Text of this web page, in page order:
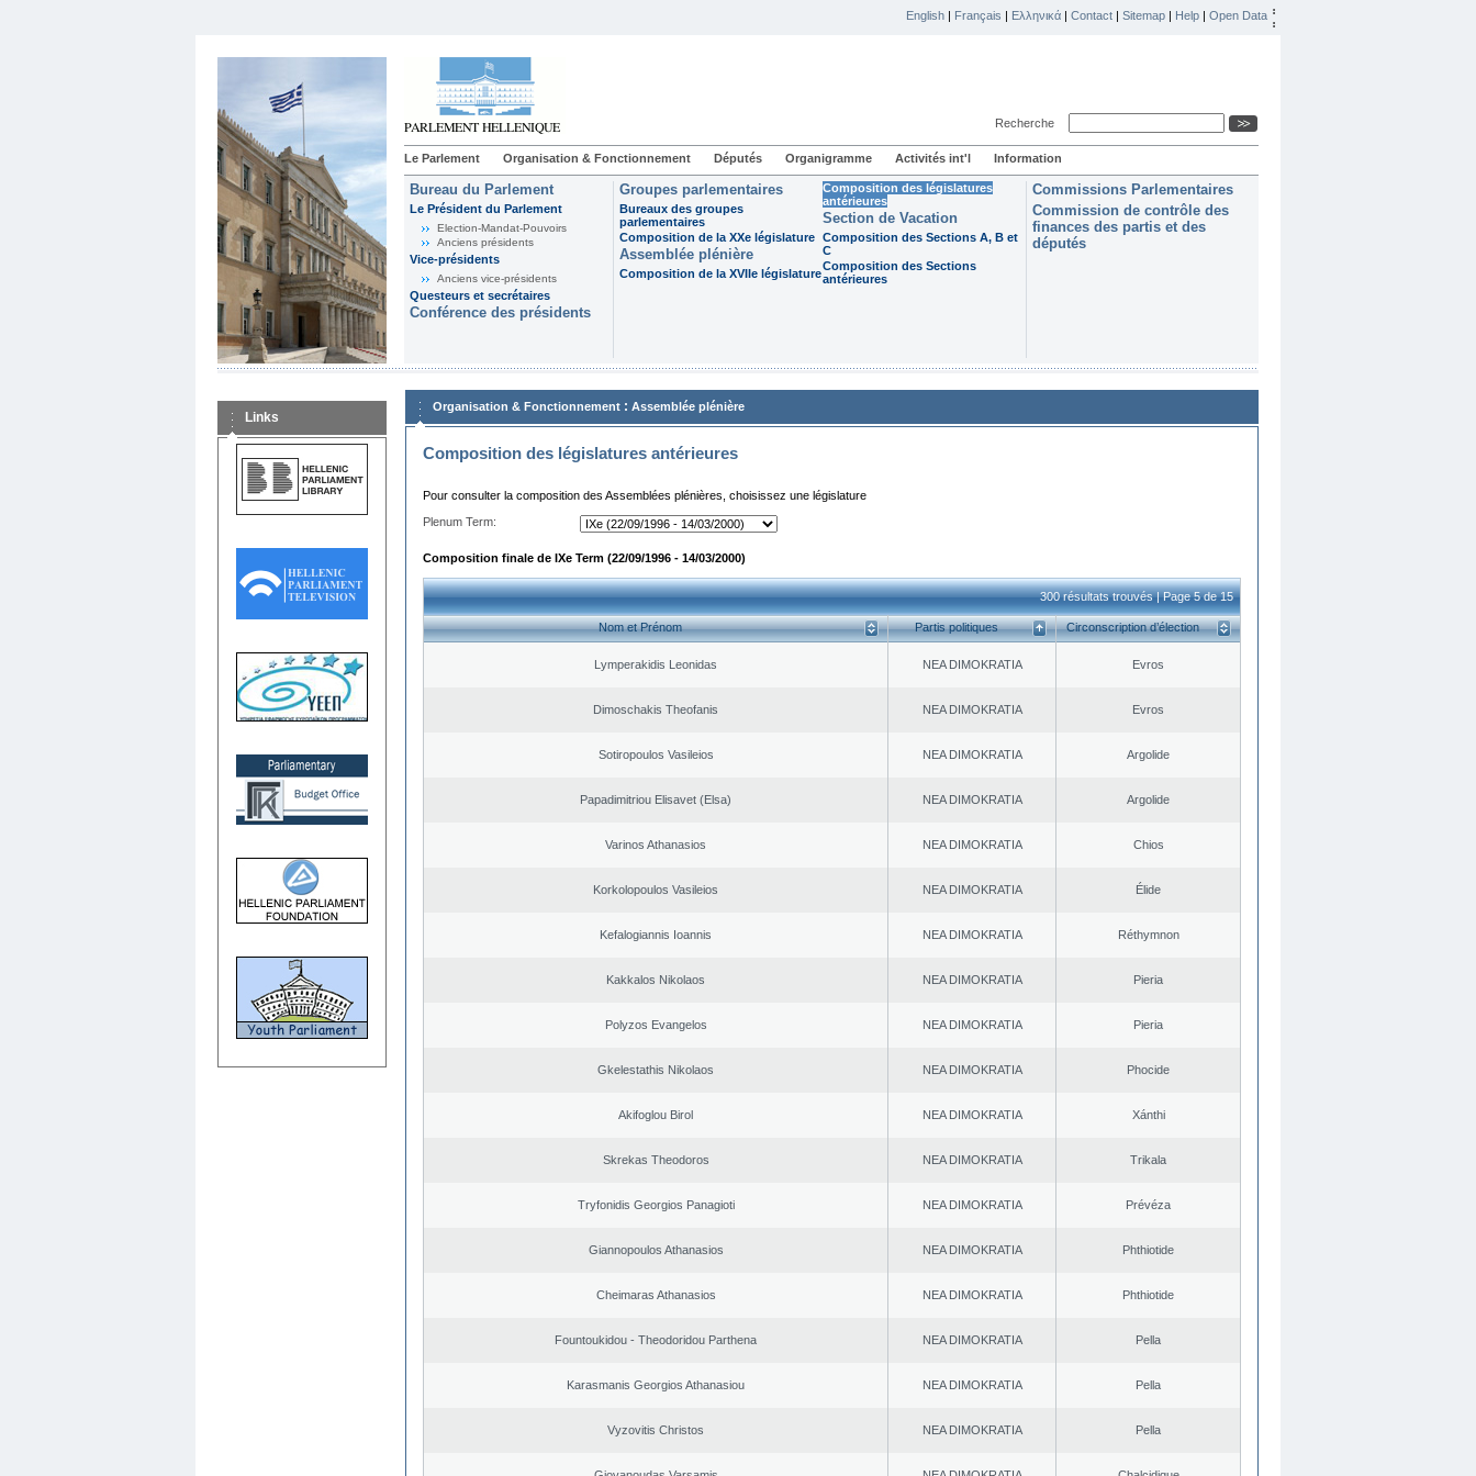
English | Français | Ελληνικά | Contact | Sitemap | Help | Open Data
Recherche
Le Parlement Organisation & Fonctionnement Députés Organigramme Activités int'l Information
Bureau du Parlement
Le Président du Parlement
Election-Mandat-Pouvoirs
Anciens présidents
Vice-présidents
Anciens vice-présidents
Questeurs et secrétaires
Conférence des présidents
Groupes parlementaires
Bureaux des groupes
parlementaires
Composition de la XXe législature
Assemblée plénière
Composition de la XVIIe législature
Composition des législatures
antérieures
Section de Vacation
Composition des Sections A, B et
C
Composition des Sections
antérieures
Commissions Parlementaires
Commission de contrôle des
finances des partis et des
députés
Links
Organisation & Fonctionnement : Assemblée plénière
Composition des législatures antérieures
Pour consulter la composition des Assemblées plénières, choisissez une législature
Plenum Term:
Composition finale de IXe Term (22/09/1996 - 14/03/2000)
300 résultats trouvés | Page 5 de 15
Nom et Prénom Partis politiques Circonscription d’élection
Lymperakidis Leonidas NEA DΙMOKRATIA Evros
Dimoschakis Theofanis NEA DΙMOKRATIA Evros
Sotiropoulos Vasileios NEA DΙMOKRATIA Argolide
Papadimitriou Elisavet (Elsa) NEA DΙMOKRATIA Argolide
Varinos Athanasios NEA DΙMOKRATIA Chios
Korkolopoulos Vasileios NEA DΙMOKRATIA Élide
Kefalogiannis Ioannis NEA DΙMOKRATIA Réthymnon
Kakkalos Nikolaos NEA DΙMOKRATIA Pieria
Polyzos Evangelos NEA DΙMOKRATIA Pieria
Gkelestathis Nikolaos NEA DΙMOKRATIA Phocide
Akifoglou Birol NEA DΙMOKRATIA Xánthi
Skrekas Theodoros NEA DΙMOKRATIA Trikala
Tryfonidis Georgios Panagioti NEA DΙMOKRATIA Prévéza
Giannopoulos Athanasios NEA DΙMOKRATIA Phthiotide
Cheimaras Athanasios NEA DΙMOKRATIA Phthiotide
Fountoukidou - Theodoridou Parthena NEA DΙMOKRATIA Pella
Karasmanis Georgios Athanasiou NEA DΙMOKRATIA Pella
Vyzovitis Christos NEA DΙMOKRATIA Pella